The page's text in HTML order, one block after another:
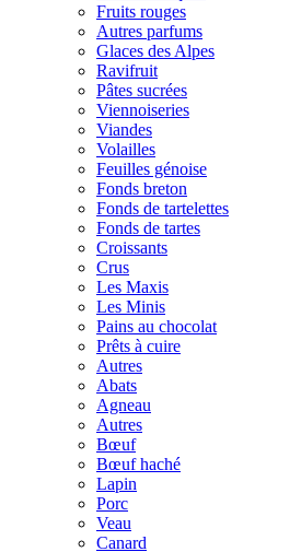
Fruits rouges
Autres parfums
Glaces des Alpes
Ravifruit
Pâtes sucrées
Viennoiseries
Viandes
Volailles
Feuilles génoise
Fonds breton
Fonds de tartelettes
Fonds de tartes
Croissants
Crus
Les Maxis
Les Minis
Pains au chocolat
Prêts à cuire
Autres
Abats
Agneau
Autres
Bœuf
Bœuf haché
Lapin
Porc
Veau
Canard